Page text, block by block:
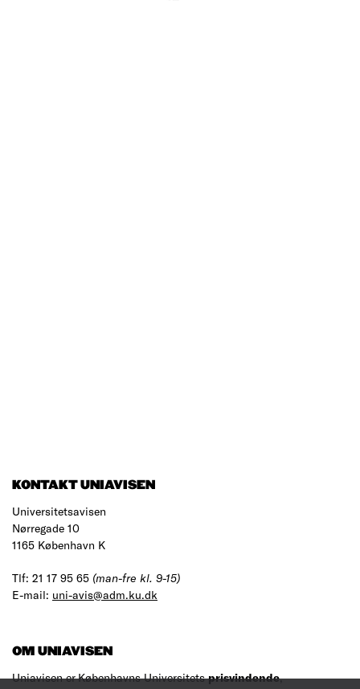
KONTAKT UNIAVISEN
Universitetsavisen
Nørregade 10
1165 København K
Tlf: 21 17 95 65 (man-fre kl. 9-15)
E-mail: uni-avis@adm.ku.dk
OM UNIAVISEN
Uniavisen er Københavns Universitetsprisvindende,